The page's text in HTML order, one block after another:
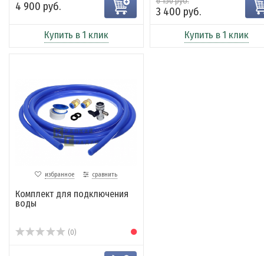
4 900 руб.
Купить в 1 клик
3 400 руб.
Купить в 1 клик
избранное сравнить
Комплект для подключения
воды
(0)